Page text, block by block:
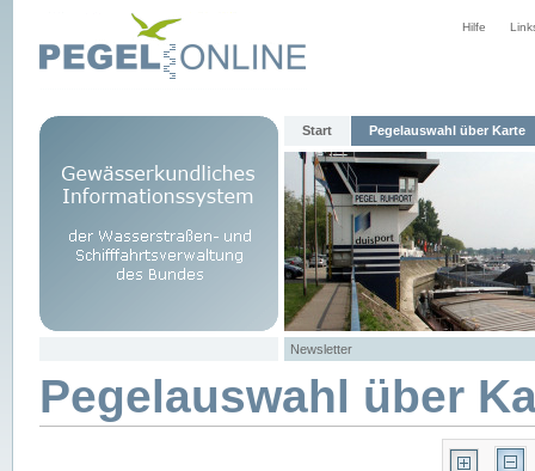
Hilfe
Start Pegelauswahl über Karte
Newsletter
Pegelauswahl über